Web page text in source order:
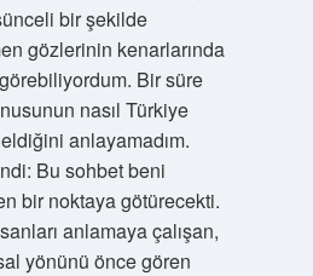
bir şekilde
gözlerinin kenarlarında
Bir süre
nasıl Türkiye
anlayamadım.
Bu sohbet beni
bir noktaya götürecekti.
anlamaya çalışan,
yönünü önce gören